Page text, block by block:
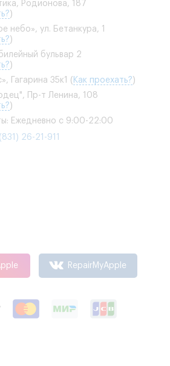
Родионова, 187
)
небо», ул. Бетанкура, 1
)
бульвар 2
)
Гагарина 35к1
( Как проехать? )
Пр-т Ленина, 108
)
Ежедневно с 9:00-22:00
26-21-911
RepairMyApple